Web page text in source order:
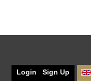
Login Sign Up